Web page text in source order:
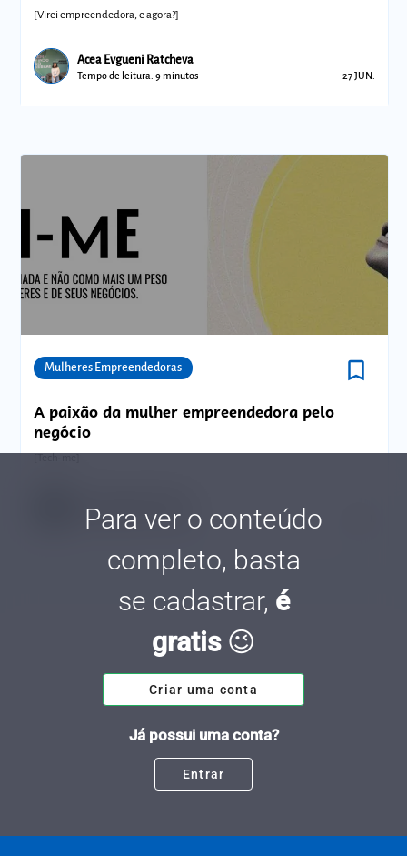
[Virei empreendedora, e agora?]
Acea Evgueni Ratcheva
Tempo de leitura: 9 minutos 27 JUN.
Mulheres Empreendedoras bookmark_border
A paixão da mulher empreendedora pelo
negócio
Tempo de leitura: 7 minutos
Para ver o conteúdo
completo, basta
se cadastrar, é
gratis😉
Criar uma conta
Já possui uma conta?
Entrar